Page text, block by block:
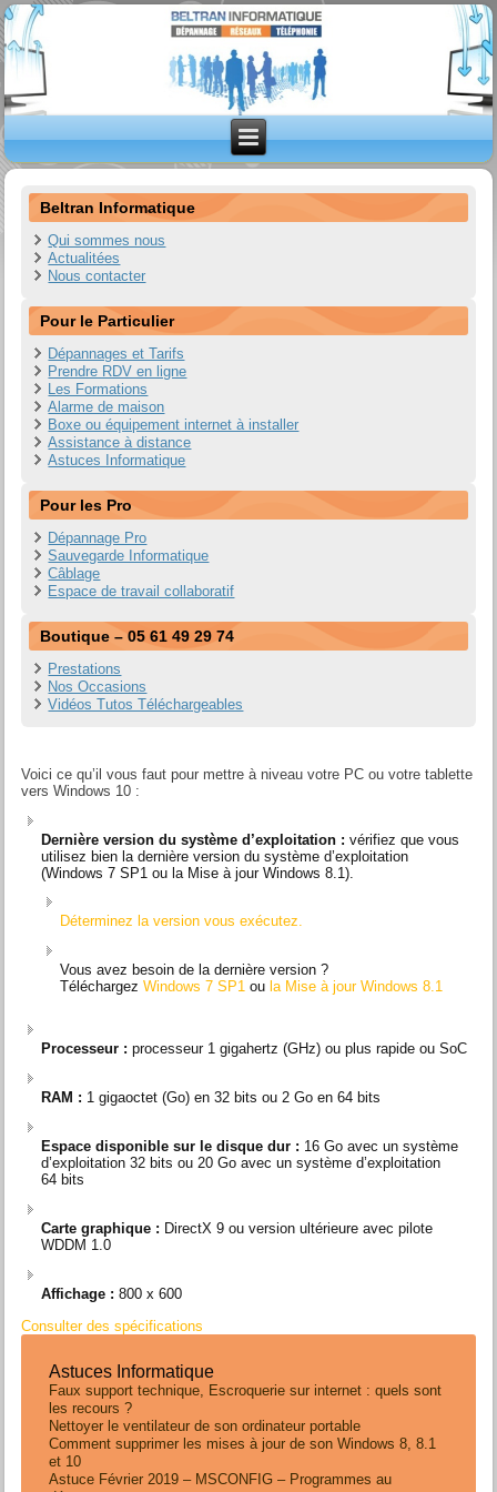
Beltran Informatique
Qui sommes nous
Actualitées
Nous contacter
Pour le Particulier
Dépannages et Tarifs
Prendre RDV en ligne
Les Formations
Alarme de maison
Boxe ou équipement internet à installer
Assistance à distance
Astuces Informatique
Pour les Pro
Dépannage Pro
Sauvegarde Informatique
Câblage
Espace de travail collaboratif
Boutique – 05 61 49 29 74
Prestations
Nos Occasions
Vidéos Tutos Téléchargeables
Voici ce qu’il vous faut pour mettre à niveau votre PC ou votre tablette
vers Windows 10 :
Dernière version du système d’exploitation : vérifiez que vous
utilisez bien la dernière version du système d’exploitation
(Windows 7 SP1 ou la Mise à jour Windows 8.1).
Déterminez la version vous exécutez.
Vous avez besoin de la dernière version ?
TéléchargezWindows 7 SP1 ou la Mise à jour Windows 8.1
Processeur : processeur 1 gigahertz (GHz) ou plus rapide ou SoC
RAM : 1 gigaoctet (Go) en 32 bits ou 2 Go en 64 bits
Espace disponible sur le disque dur : 16 Go avec un système
d’exploitation 32 bits ou 20 Go avec un système d’exploitation
64 bits
Carte graphique : DirectX 9 ou version ultérieure avec pilote
WDDM 1.0
Affichage : 800 x 600
Consulter des spécifications
Astuces Informatique
Faux support technique, Escroquerie sur internet : quels sont
les recours ?
Nettoyer le ventilateur de son ordinateur portable
Comment supprimer les mises à jour de son Windows 8, 8.1
et 10
Astuce Février 2019 – MSCONFIG – Programmes au